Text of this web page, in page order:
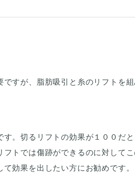
すが、脂肪吸引と糸のリフトを
。切るリフトの効果が１００だ
トでは傷跡ができるのに対して
効果を出したい方にお勧めです。